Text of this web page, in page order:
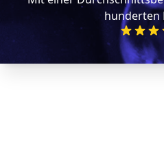
hunderten